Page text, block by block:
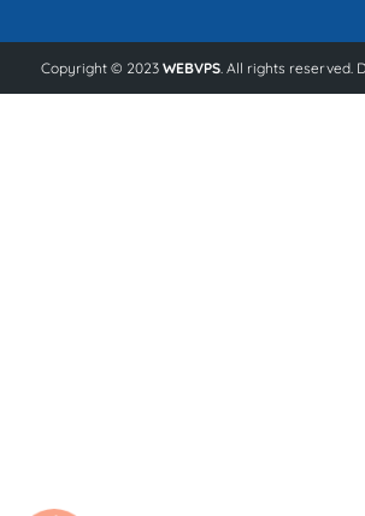
Copyright © 2023 WEBVPS. All rights reserved.